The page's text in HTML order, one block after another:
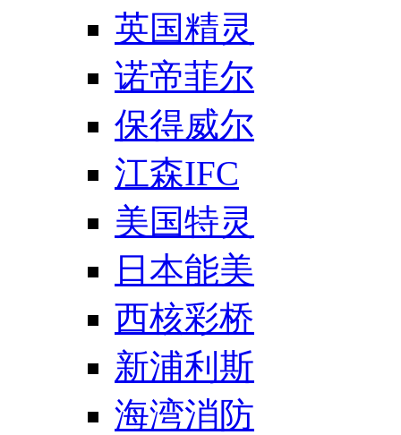
英国精灵
诺帝菲尔
保得威尔
江森IFC
美国特灵
日本能美
西核彩桥
新浦利斯
海湾消防